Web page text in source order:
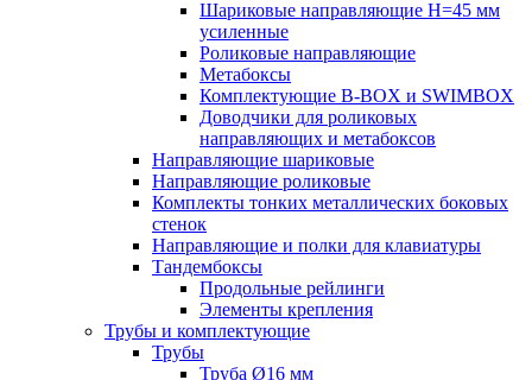
Шариковые направляющие H=45 мм
усиленные
Роликовые направляющие
Метабоксы
Комплектующие B-BOX и SWIMBOX
Доводчики для роликовых
направляющих и метабоксов
Направляющие шариковые
Направляющие роликовые
Комплекты тонких металлических боковых
стенок
Направляющие и полки для клавиатуры
Тандембоксы
Продольные рейлинги
Элементы крепления
Трубы и комплектующие
Трубы
Труба Ø16 мм